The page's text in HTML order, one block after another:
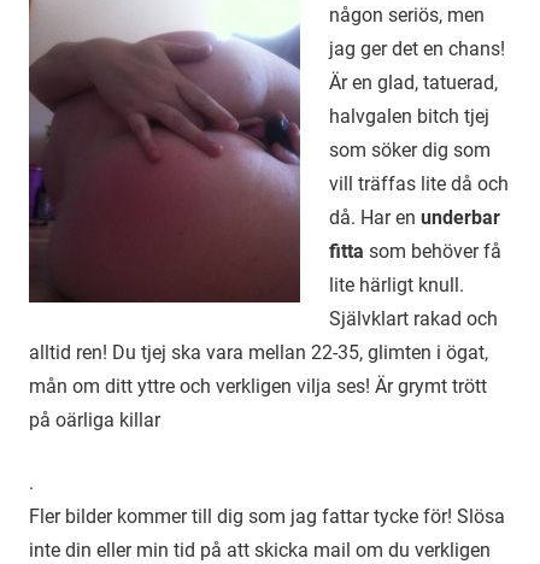
någon seriös, men
jag ger det en chans!
Är en glad, tatuerad,
halvgalen bitch tjej
som söker dig som
vill träffas lite då och
då. Har en underbar
fitta som behöver få
lite härligt knull.
Självklart rakad och
alltid ren! Du tjej ska vara mellan 22-35, glimten i ögat,
mån om ditt yttre och verkligen vilja ses! Är grymt trött
på oärliga killar
.
Fler bilder kommer till dig som jag fattar tycke för! Slösa
inte din eller min tid på att skicka mail om du verkligen